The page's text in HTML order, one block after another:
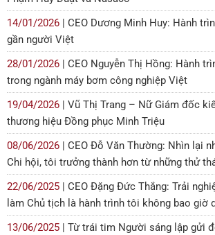
14/01/2026 | CEO Dương Minh Huy: Hành
gần người Việt
28/01/2026 | CEO Nguyễn Thị Hồng: Hành
trong ngành máy bơm công nghiệp Việt
19/04/2026 | Vũ Thị Trang – Nữ Giám đốc
thương hiệu Đồng phục Minh Triệu
08/06/2026 | CEO Đỗ Văn Thường: Nhìn lại
Chi hội, tôi trưởng thành hơn từ những thử
22/06/2025 | CEO Đặng Đức Thắng: Trải
làm Chủ tịch là hành trình tôi không bao giờ
13/06/2025 | Từ trái tim Người sáng lập gửi